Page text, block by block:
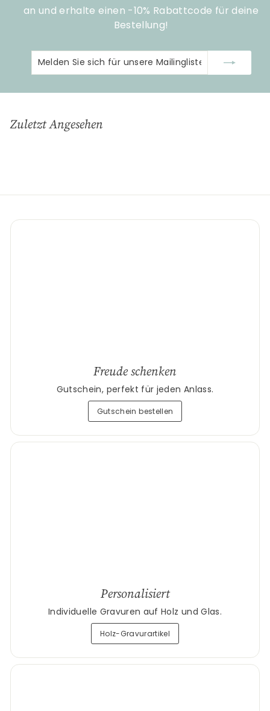
an und erhalte einen -10% Rabattcode für deine
Bestellung!
Melden
Sie
für
Abonnieren
Zuletzt Angesehen
Freude schenken
Gutschein, perfekt für jeden Anlass.
Gutschein bestellen
Personalisiert
Individuelle Gravuren auf Holz und Glas.
Holz-Gravurartikel